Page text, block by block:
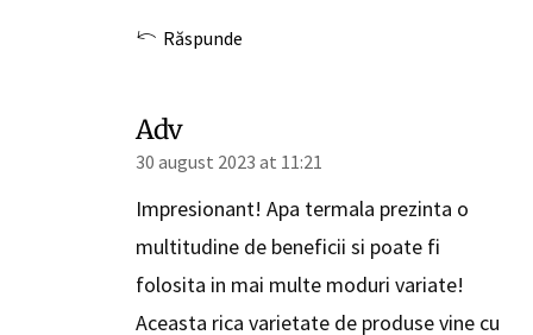
Răspunde
Adv
30 august 2023 at 11:21
Impresionant! Apa termala prezinta o
multitudine de beneficii si poate fi
folosita in mai multe moduri variate!
Aceasta rica varietate de produse vine cu